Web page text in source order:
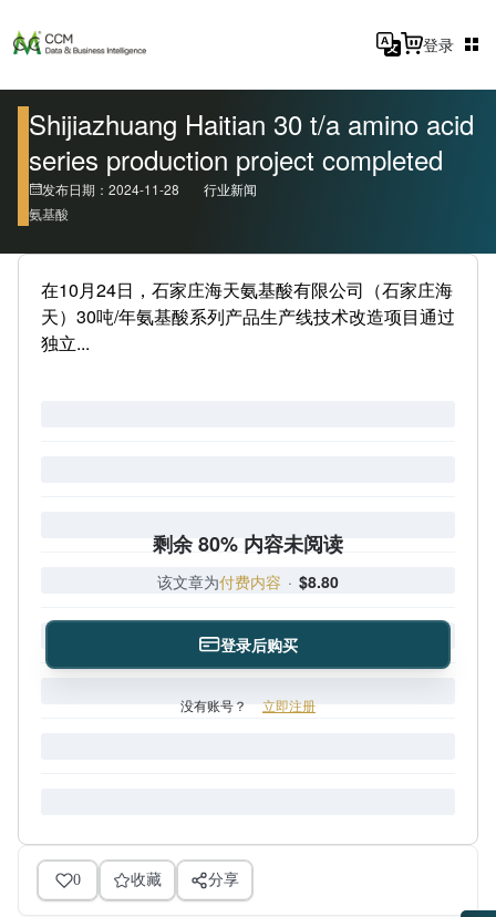
登录
Shijiazhuang Haitian 30 t/a amino acid
series production project completed
发布日期：2024-11-28
行业新闻
氨基酸
在10月24日，石家庄海天氨基酸有限公司（石家庄海
天）30吨/年氨基酸系列产品生产线技术改造项目通过
独立...
剩余 80% 内容未阅读
该文章为付费内容 · $8.80
登录后购买
没有账号？ 立即注册
0 收藏 分享